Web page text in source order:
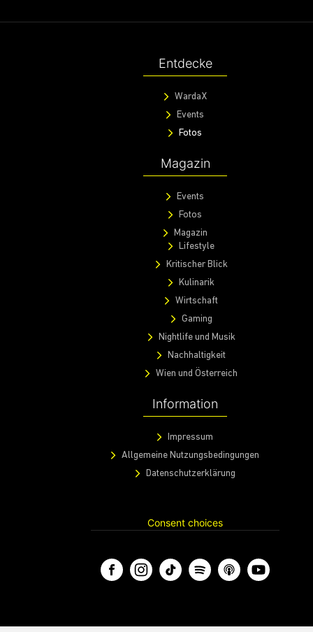
Entdecke
WardaX
Events
Fotos
Magazin
Events
Fotos
Magazin
Lifestyle
Kritischer Blick
Kulinarik
Wirtschaft
Gaming
Nightlife und Musik
Nachhaltigkeit
Wien und Österreich
Information
Impressum
Allgemeine Nutzungsbedingungen
Datenschutzerklärung
Consent choices